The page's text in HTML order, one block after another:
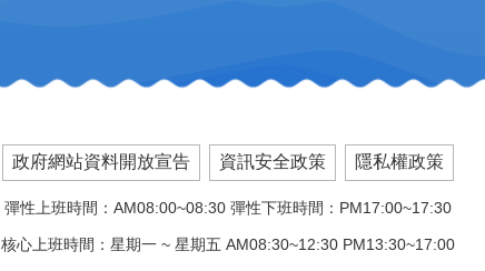
政府網站資料開放宣告 資訊安全政策 隱私權政策
彈性上班時間：AM08:00~08:30 彈性下班時間：PM17:00~17:30
核心上班時間：星期一 ~ 星期五 AM08:30~12:30 PM13:30~17:00